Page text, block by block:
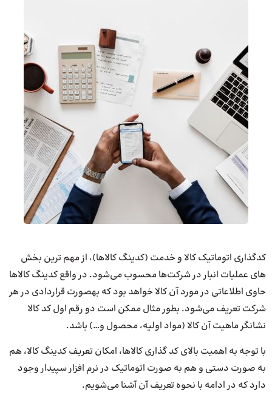
کدگذاری اتوماتیک کالا و خدمت (کدینگ کالاها)، از مهم ترین بخش­‌
های عملیات انبار در شرکت‌­ها محسوب می­‌شود. در واقع کدینگ کالاها
حاوی اطلاعاتی در مورد آن کالا خواهد بود که به­صورت قراردادی در هر
شرکت تعریف می‌شود. بطور مثال ممکن است دو رقم اول کد کالا
نشانگر ماهیت آن کالا (مواد اولیه، محصول و…) باشد.
با توجه به اهمیت بالای کد گذاری کالاها، امکان تعریف کدینگ کالا، هم
به صورت دستی و هم به­ صورت اتوماتیک در نرم افزار سپیدار وجود
دارد که در ادامه با نحوه تعریف آن آشنا می‌شویم.